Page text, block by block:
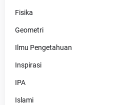
Fisika
Geometri
Ilmu Pengetahuan
Inspirasi
IPA
Islami